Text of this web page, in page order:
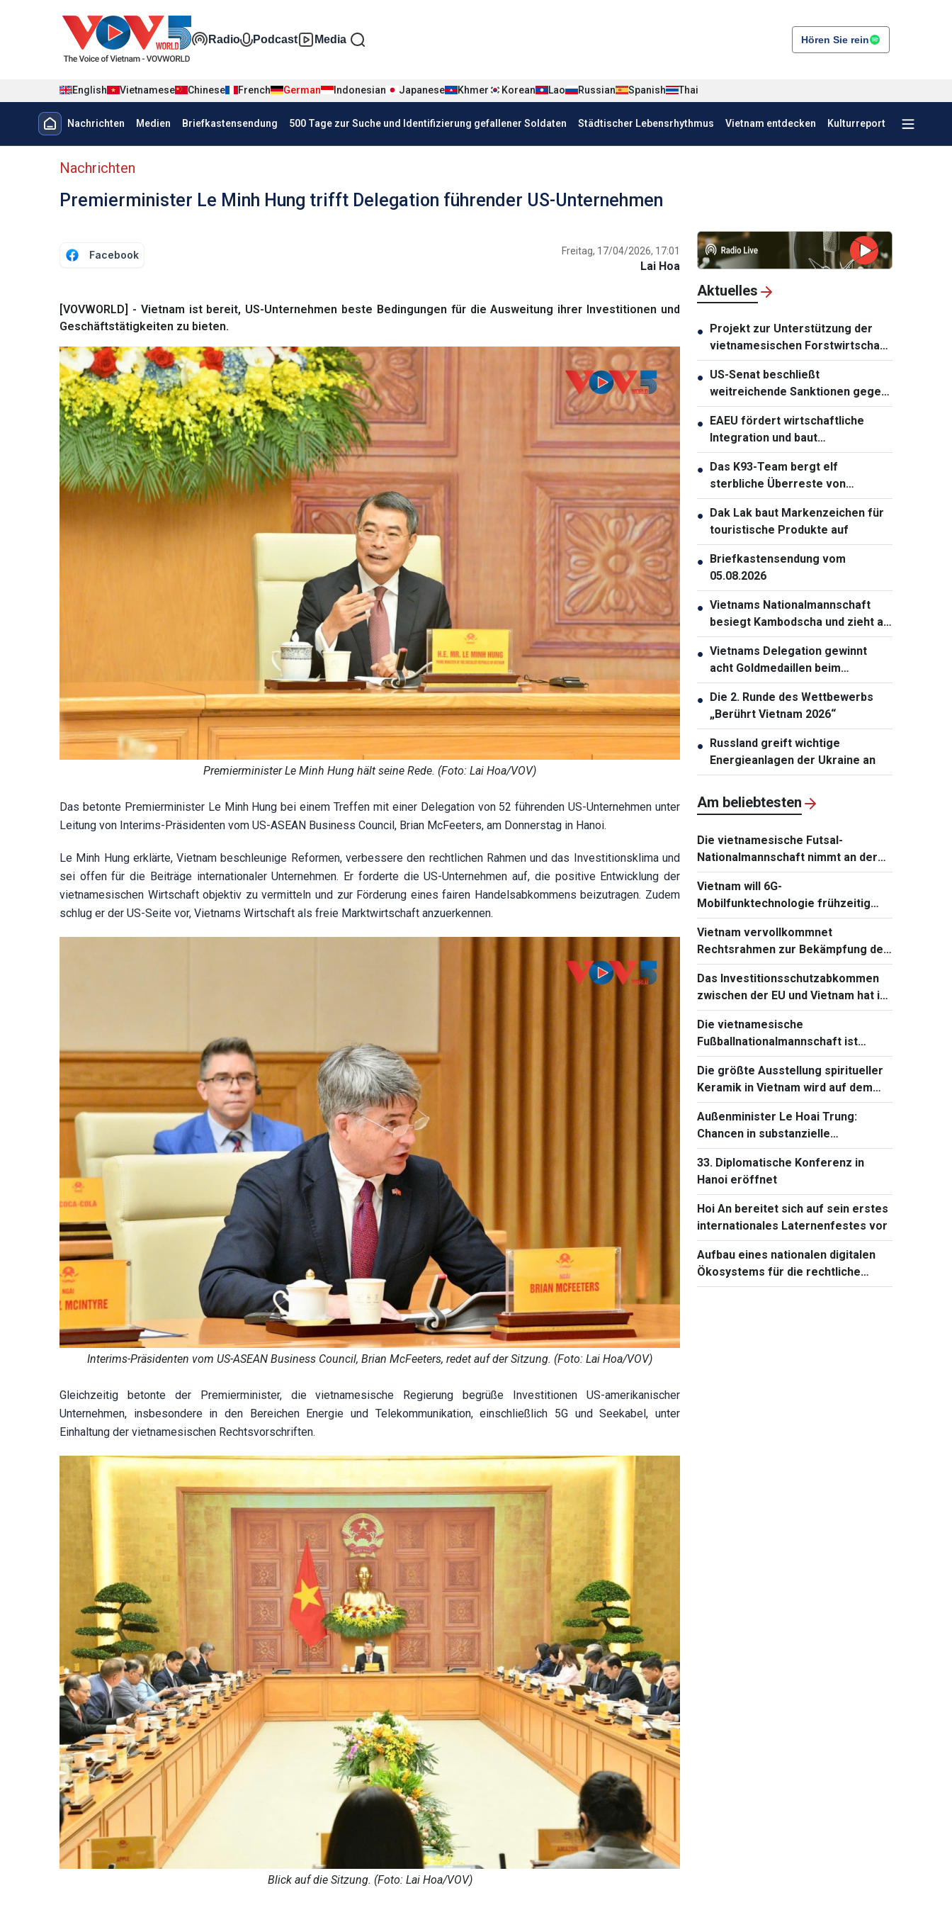
Đa phương tiện tiếng Đức
Radio Podcast Media Hören Sie rein
English Vietnamese Chinese French German Indonesian Japanese Khmer Korean Lao Russian Spanish Thai
Menu trang chủ tiếng Đức
Nachrichten Medien Briefkastensendung 500 Tage zur Suche und Identifizierung gefallener Soldaten Städtischer Lebensrhythmus Vietnam entdecken Kulturreport
menu phụ tiếng Đức
Nachrichten
Premierminister Le Minh Hung trifft Delegation führender US-Unternehmen
Facebook Freitag, 17/04/2026, 17:01
Lai Hoa
[VOVWORLD] - Vietnam ist bereit, US-Unternehmen beste Bedingungen für die Ausweitung ihrer Investitionen und
Geschäftstätigkeiten zu bieten.
Premierminister Le Minh Hung hält seine Rede. (Foto: Lai Hoa/VOV)
Das betonte Premierminister Le Minh Hung bei einem Treffen mit einer Delegation von 52 führenden US-Unternehmen unter
Leitung von Interims-Präsidenten vom US-ASEAN Business Council, Brian McFeeters, am Donnerstag in Hanoi.
Le Minh Hung erklärte, Vietnam beschleunige Reformen, verbessere den rechtlichen Rahmen und das Investitionsklima und
sei offen für die Beiträge internationaler Unternehmen. Er forderte die US-Unternehmen auf, die positive Entwicklung der
vietnamesischen Wirtschaft objektiv zu vermitteln und zur Förderung eines fairen Handelsabkommens beizutragen. Zudem
schlug er der US-Seite vor, Vietnams Wirtschaft als freie Marktwirtschaft anzuerkennen.
Interims-Präsidenten vom US-ASEAN Business Council, Brian McFeeters, redet auf der Sitzung. (Foto: Lai Hoa/VOV)
Gleichzeitig betonte der Premierminister, die vietnamesische Regierung begrüße Investitionen US-amerikanischer
Unternehmen, insbesondere in den Bereichen Energie und Telekommunikation, einschließlich 5G und Seekabel, unter
Einhaltung der vietnamesischen Rechtsvorschriften.
Blick auf die Sitzung. (Foto: Lai Hoa/VOV)
Aktuelles
● Projekt zur Unterstützung der
vietnamesischen Forstwirtschaft
gestartet
● US-Senat beschließt
weitreichende Sanktionen gegen
Russland
● EAEU fördert wirtschaftliche
Integration und baut
Zusammenarbeit mit Partnern
aus
● Das K93-Team bergt elf
sterbliche Überreste von
Gefallenen in An Giang
● Dak Lak baut Markenzeichen für
touristische Produkte auf
● Briefkastensendung vom
05.08.2026
● Vietnams Nationalmannschaft
besiegt Kambodscha und zieht als
Gruppenerster ins Halbfinale ein
● Vietnams Delegation gewinnt
acht Goldmedaillen beim
Internationalen Musikfestival
● Die 2. Runde des Wettbewerbs
„Berührt Vietnam 2026“
● Russland greift wichtige
Energieanlagen der Ukraine an
Am beliebtesten
Die vietnamesische Futsal-
Nationalmannschaft nimmt an der
Continental Futsal Championship
2026 teil
Vietnam will 6G-
Mobilfunktechnologie frühzeitig
beherrschen und einführen
Vietnam vervollkommnet
Rechtsrahmen zur Bekämpfung der
Verbreitung von
Massenvernichtungswaffen
Das Investitionsschutzabkommen
zwischen der EU und Vietnam hat in
Frankreich einen neuen Fortschritt
Die vietnamesische
Fußballnationalmannschaft ist
bereit für das Spiel gegen Singapur
bei Südostasienmeisterschaft 2026
Die größte Ausstellung spiritueller
Keramik in Vietnam wird auf dem
Ba-Den-Berg stattfinden
Außenminister Le Hoai Trung:
Chancen in substanzielle
Entwicklungsergebnisse
verwandeln
33. Diplomatische Konferenz in
Hanoi eröffnet
Hoi An bereitet sich auf sein erstes
internationales Laternenfestes vor
Aufbau eines nationalen digitalen
Ökosystems für die rechtliche
Aufklärung